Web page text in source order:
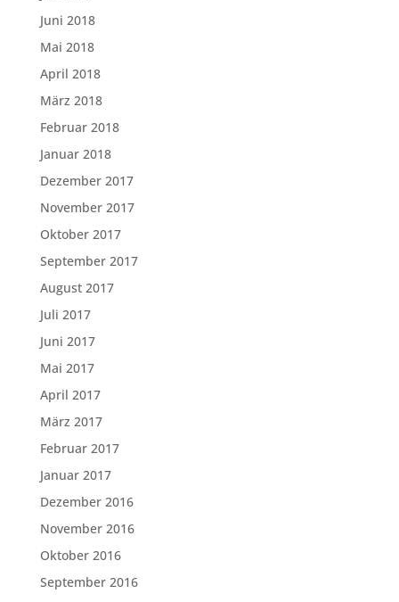
Juni 2018
Mai 2018
April 2018
März 2018
Februar 2018
Januar 2018
Dezember 2017
November 2017
Oktober 2017
September 2017
August 2017
Juli 2017
Juni 2017
Mai 2017
April 2017
März 2017
Februar 2017
Januar 2017
Dezember 2016
November 2016
Oktober 2016
September 2016